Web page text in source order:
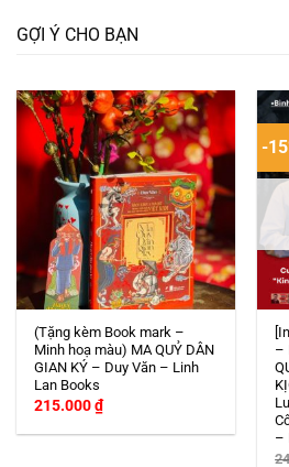
GỢI Ý CHO BẠN
(Tặng kèm Book mark –
Minh hoạ màu) MA QUỶ DÂN
GIAN KÝ – Duy Văn – Linh
Lan Books
215.000₫
-
–
–